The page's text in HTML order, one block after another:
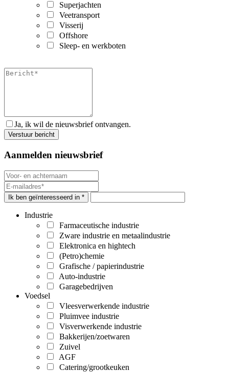
Superjachten
Veetransport
Visserij
Offshore
Sleep- en werkboten
Ja, ik wil de nieuwsbrief ontvangen.
Aanmelden nieuwsbrief
Ik ben geïnteresseerd in *
Industrie
Farmaceutische industrie
Zware industrie en metaalindustrie
Elektronica en hightech
(Petro)chemie
Grafische / papierindustrie
Auto-industrie
Garagebedrijven
Voedsel
Vleesverwerkende industrie
Pluimvee industrie
Visverwerkende industrie
Bakkerijen/zoetwaren
Zuivel
AGF
Catering/grootkeuken